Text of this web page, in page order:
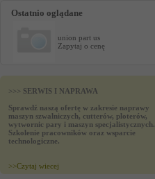
Ostatnio oglądane
union part us
Zapytaj o cenę
>>> SERWIS I NAPRAWA
Sprawdź naszą ofertę w zakresie naprawy
maszyn szwalniczych, cutterów, ploterów,
wytwornic pary i maszyn specjalistycznych.
Szkolenie pracowników oraz wsparcie
technologiczne.
>>Czytaj wiecej